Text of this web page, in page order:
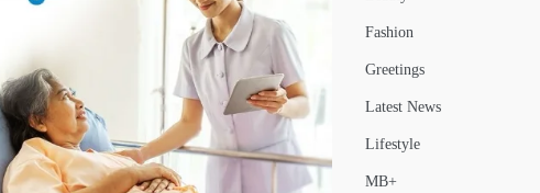
Fashion
Greetings
Latest News
Lifestyle
MB+